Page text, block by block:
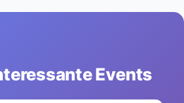
Events